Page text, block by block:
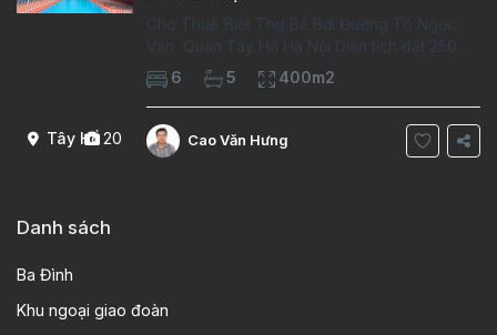
Tây Hồ20
Cho Thuê Biệt Thự Bể Bơi Đường Tô Ngọc
Vân Quận Tây Hồ Hà Nội Diện tích đất 250m2
Diện tích xây dựng 100m2 Xây 4 tầng, 6
phòng ngủ 5 phòng tắm Tầng 1, , phòng
khách , phòng bếp-1wc Tầng 2, 2 phòng
6 5 400m2
Cao Văn Hưng
Danh sách
Ba Đình
Khu ngoại giao đoàn